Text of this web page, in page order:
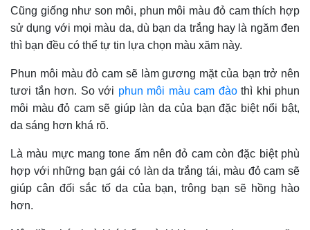
Cũng giống như son môi, phun môi màu đỏ cam thích hợp
sử dụng với mọi màu da, dù bạn da trắng hay là ngăm đen
thì bạn đều có thể tự tin lựa chọn màu xăm này.
Phun môi màu đỏ cam sẽ làm gương mặt của bạn trở nên
tươi tắn hơn. So với phun môi màu cam đàothì khi phun
môi màu đỏ cam sẽ giúp làn da của bạn đặc biệt nổi bật,
da sáng hơn khá rõ.
Là màu mực mang tone ấm nên đỏ cam còn đặc biệt phù
hợp với những bạn gái có làn da trắng tái, màu đỏ cam sẽ
giúp cân đối sắc tố da của bạn, trông bạn sẽ hồng hào
hơn.